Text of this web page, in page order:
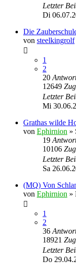
Letzter
Di
Die
von steelkingrolf
1
2
20
12649
Letzter
Mi
Grathas wilde
von Ephirnion »
19
10106
Letzter
Sa
(MQ) Von
von Ephirnion »
1
2
36
18921
Letzter
Do